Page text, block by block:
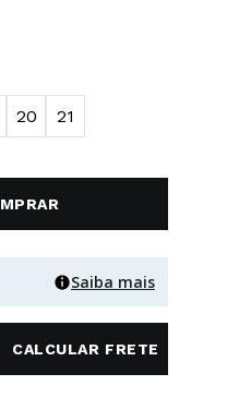
20 21
Saiba mais